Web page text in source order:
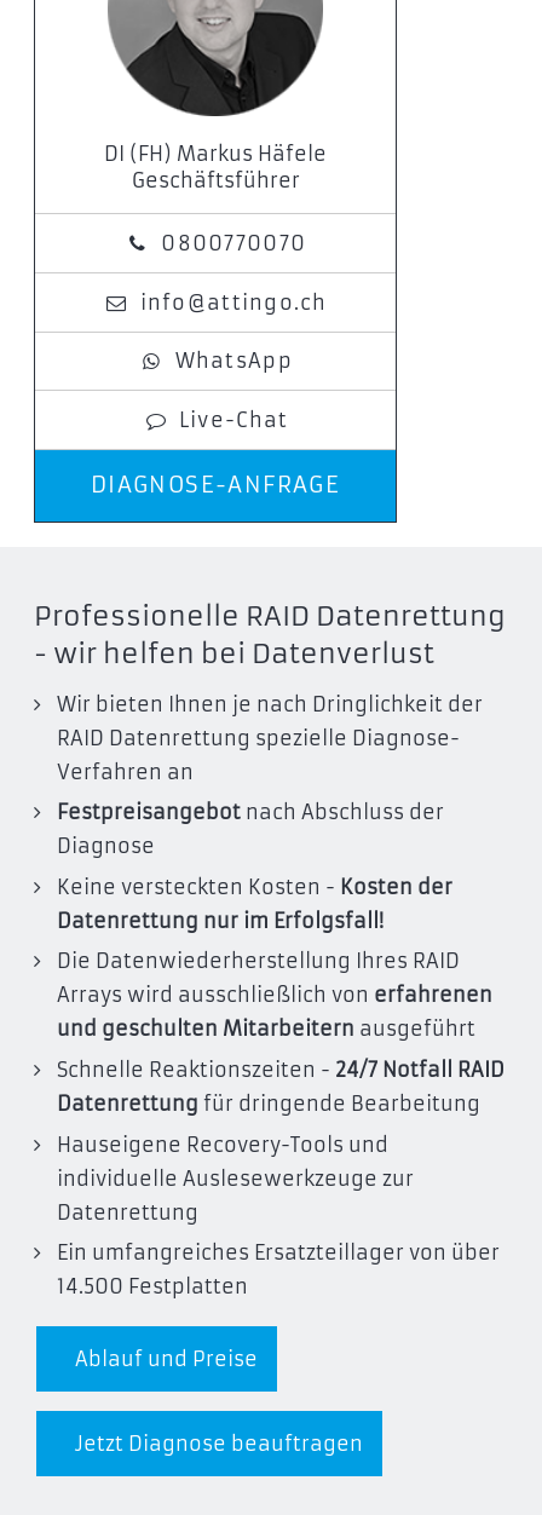
DI (FH) Markus Häfele
Geschäftsführer
0800770070
info@attingo.ch
WhatsApp
Live-Chat
DIAGNOSE-ANFRAGE
Professionelle RAID Datenrettung
- wir helfen bei Datenverlust
Wir bieten Ihnen je nach Dringlichkeit der
RAID Datenrettung spezielle Diagnose-
Verfahren an
Festpreisangebotnach Abschluss der
Diagnose
Keine versteckten Kosten - Kosten der
Datenrettung nur im Erfolgsfall!
Die Datenwiederherstellung Ihres RAID
Arrays wird ausschließlich von erfahrenen
und geschulten Mitarbeitern ausgeführt
Schnelle Reaktionszeiten - 24/7 Notfall RAID
Datenrettung für dringende Bearbeitung
Hauseigene Recovery-Tools und
individuelle Auslesewerkzeuge zur
Datenrettung
Ein umfangreiches Ersatzteillager von über
14.500 Festplatten
Ablauf und Preise
Jetzt Diagnose beauftragen